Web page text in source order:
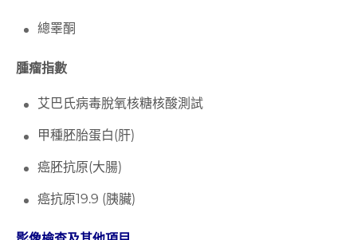
總睪酮
腫瘤指數
艾巴氏病毒脫氧核糖核酸測試
甲種胚胎蛋白(肝)
癌胚抗原(大腸)
癌抗原19.9 (胰臟)